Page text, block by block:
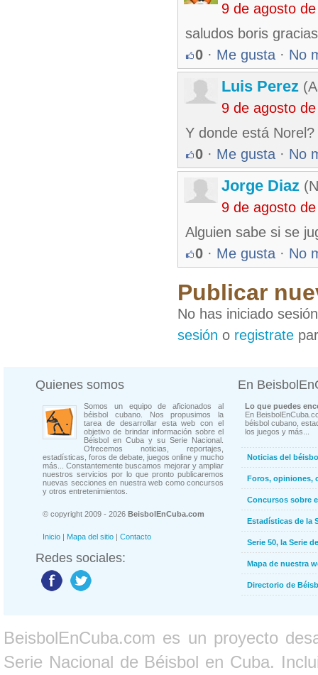
9 de agosto
saludos boris
0 · Me gusta · No
Luis Perez
9 de agosto
Y donde está
0 · Me gusta · No
Jorge Diaz
9 de agosto
Alguien sabe si se
0 · Me gusta · No
Publicar
No has iniciado
sesión o registrate
Quienes somos
Somos un equipo de aficionados al
béisbol cubano. Nos propusimos la
tarea de desarrollar esta web con el
objetivo de brindar información sobre el
Béisbol en Cuba y su Serie Nacional.
Ofrecemos noticias, reportajes,
estadísticas, foros de debate, juegos online y mucho
más... Constantemente buscamos mejorar y ampliar
nuestros servicios por lo que pronto publicaremos
nuevas secciones en nuestra web como concursos
y otros entretenimientos.
© copyright 2009 - 2026 BeisbolEnCuba.com
Inicio | Mapa del sitio | Contacto
Redes sociales:
En
Lo que puedes
En
béisbol cubano,
los juegos y más...
Noticias del
Foros, opiniones,
Concursos sobre
Estadísticas de la
Serie 50, la Serie
Mapa de nuestra
Directorio de
BeisbolEnCuba.com es un proyecto
Serie Nacional de Béisbol en Cuba.